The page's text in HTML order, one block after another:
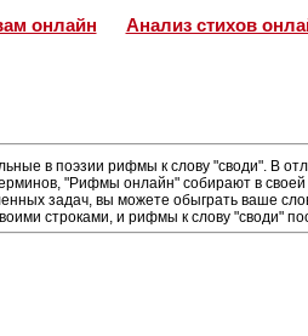
онлайн
Анализ стихов
в поэзии рифмы к слову "своди". В
"Рифмы онлайн" собирают в
задач, вы можете обыграть ваше
строками, и рифмы к слову "своди"